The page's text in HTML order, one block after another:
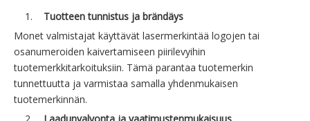
1. Tuotteen tunnistus ja brändäys
Monet valmistajat käyttävät lasermerkintää logojen tai
osanumeroiden kaivertamiseen piirilevyihin
tuotemerkkitarkoituksiin. Tämä parantaa tuotemerkin
tunnettuutta ja varmistaa samalla yhdenmukaisen
tuotemerkinnän.